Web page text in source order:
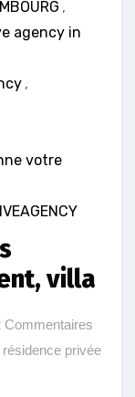
,
agency in
,
votre
villa
Commentaires
privée